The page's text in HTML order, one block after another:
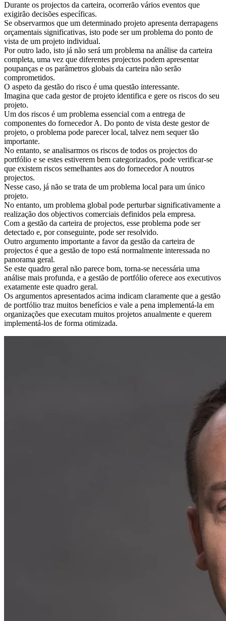
Durante os projectos da carteira, ocorrerão vários eventos que
exigirão decisões específicas.
Se observarmos que um determinado projeto apresenta derrapagens
orçamentais significativas, isto pode ser um problema do ponto de
vista de um projeto individual.
Por outro lado, isto já não será um problema na análise da carteira
completa, uma vez que diferentes projectos podem apresentar
poupanças e os parâmetros globais da carteira não serão
comprometidos.
O aspeto da gestão do risco é uma questão interessante.
Imagina que cada gestor de projeto identifica e gere os riscos do seu
projeto.
Um dos riscos é um problema essencial com a entrega de
componentes do fornecedor A. Do ponto de vista deste gestor de
projeto, o problema pode parecer local, talvez nem sequer tão
importante.
No entanto, se analisarmos os riscos de todos os projectos do
portfólio e se estes estiverem bem categorizados, pode verificar-se
que existem riscos semelhantes aos do fornecedor A noutros
projectos.
Nesse caso, já não se trata de um problema local para um único
projeto.
No entanto, um problema global pode perturbar significativamente a
realização dos objectivos comerciais definidos pela empresa.
Com a gestão da carteira de projectos, esse problema pode ser
detectado e, por conseguinte, pode ser resolvido.
Outro argumento importante a favor da gestão da carteira de
projectos é que a gestão de topo está normalmente interessada no
panorama geral.
Se este quadro geral não parece bom, torna-se necessária uma
análise mais profunda, e a gestão de portfólio oferece aos executivos
exatamente este quadro geral.
Os argumentos apresentados acima indicam claramente que a gestão
de portfólio traz muitos benefícios e vale a pena implementá-la em
organizações que executam muitos projetos anualmente e querem
implementá-los de forma otimizada.